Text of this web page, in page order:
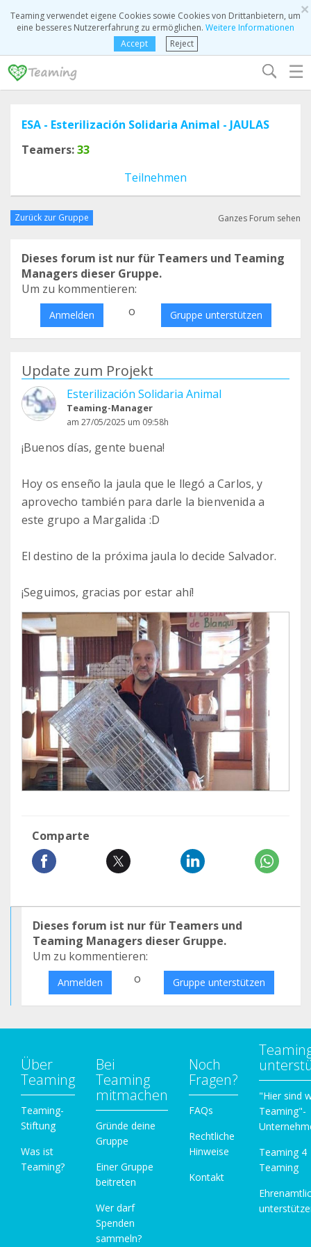
×
Teaming verwendet eigene Cookies sowie Cookies von Drittanbietern, um
eine besseres Nutzererfahrung zu ermöglichen. Weitere Informationen
Accept
Reject
☰
ESA - Esterilización Solidaria Animal - JAULAS
Teamers:33
Teilnehmen
Zurück zur Gruppe Ganzes Forum sehen
Dieses forum ist nur für Teamers und Teaming
Managers dieser Gruppe.
Um zu kommentieren:
Anmelden o Gruppe unterstützen
Update zum Projekt
Esterilización Solidaria Animal
Teaming-Manager
am 27/05/2025 um 09:58h
¡Buenos días, gente buena!
Hoy os enseño la jaula que le llegó a Carlos, y
aprovecho también para darle la bienvenida a
este grupo a Margalida :D
El destino de la próxima jaula lo decide Salvador.
¡Seguimos, gracias por estar ahí!
Comparte
Dieses forum ist nur für Teamers und
Teaming Managers dieser Gruppe.
Um zu kommentieren:
Anmelden o Gruppe unterstützen
Über
Teaming
Teaming-
Stiftung
Was ist
Teaming?
Bei
Teaming
mitmachen
Gründe deine
Gruppe
Einer Gruppe
beitreten
Wer darf
Spenden
sammeln?
Noch
Fragen?
FAQs
Rechtliche
Hinweise
Kontakt
"Hier sind
Teaming"-
Teaming 4
Teaming